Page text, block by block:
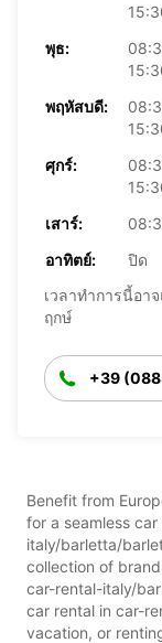
พุธ:
พฤหัสบดี:
ศุกร์:
เสาร์:
อาทิตย์:
ปิด
เวลาทำการนี้อา
ฤกษ์
+39
Benefit from
for a seamless
italy/barletta/
collection of
car-rental-italy/
car rental in car-
vacation, or